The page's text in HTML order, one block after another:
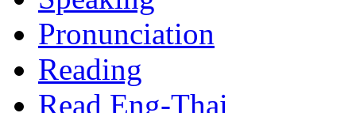
Pronunciation
Reading
Read Eng-Thai